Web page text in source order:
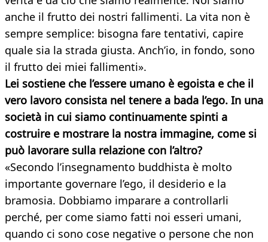
anche il frutto dei nostri fallimenti. La vita non è
sempre semplice: bisogna fare tentativi, capire
quale sia la strada giusta. Anch’io, in fondo, sono
il frutto dei miei fallimenti».
Lei sostiene che l’essere umano è egoista e che il
vero lavoro consista nel tenere a bada l’ego. In una
società in cui siamo continuamente spinti a
costruire e mostrare la nostra immagine, come si
può lavorare sulla relazione con l’altro?
«Secondo l’insegnamento buddhista è molto
importante governare l’ego, il desiderio e la
bramosia. Dobbiamo imparare a controllarli
perché, per come siamo fatti noi esseri umani,
quando ci sono cose negative o persone che non